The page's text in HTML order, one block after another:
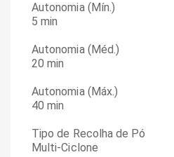
Autonomia (Mín.)
5 min
Autonomia (Méd.)
20 min
Autonomia (Máx.)
40 min
Tipo de Recolha de Pó
Multi-Ciclone